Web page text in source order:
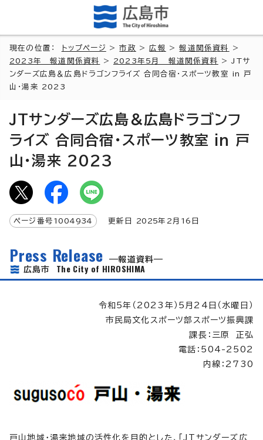
現在の位置： トップページ >市政 >広報 >報道関係資料
>
2023年 報道関係資料
> 2023年5月 報道関係資料
> JTサ
ンダーズ広島＆広島ドラゴンフライズ 合同合宿・スポーツ教室 in 戸
山・湯来 2023
JTサンダーズ広島＆広島ドラゴンフ
ライズ 合同合宿・スポーツ教室 in 戸
山・湯来 2023
ページ番号 1004934 更新日 2025年2月 16 日
Press Release
報道資料
広島市 The City of HIROSHIMA
令和5年（2023年）5月24日（水曜日）
市民局文化スポーツ部スポーツ振興課
課長：三原 正弘
電話：504-2502
内線：2730
戸山地域・湯来地域の活性化を目的とした、「JTサンダーズ広